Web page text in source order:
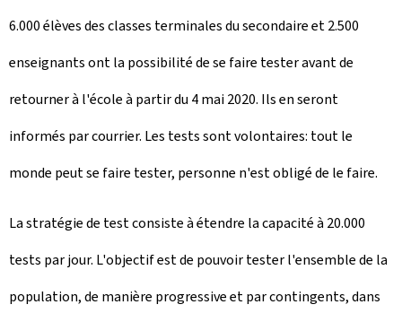
6.000 élèves des classes terminales du secondaire et 2.500
enseignants ont la possibilité de se faire tester avant de
retourner à l'école à partir du 4 mai 2020. Ils en seront
informés par courrier. Les tests sont volontaires: tout le
monde peut se faire tester, personne n'est obligé de le faire.
La stratégie de test consiste à étendre la capacité à 20.000
tests par jour. L'objectif est de pouvoir tester l'ensemble de la
population, de manière progressive et par contingents, dans